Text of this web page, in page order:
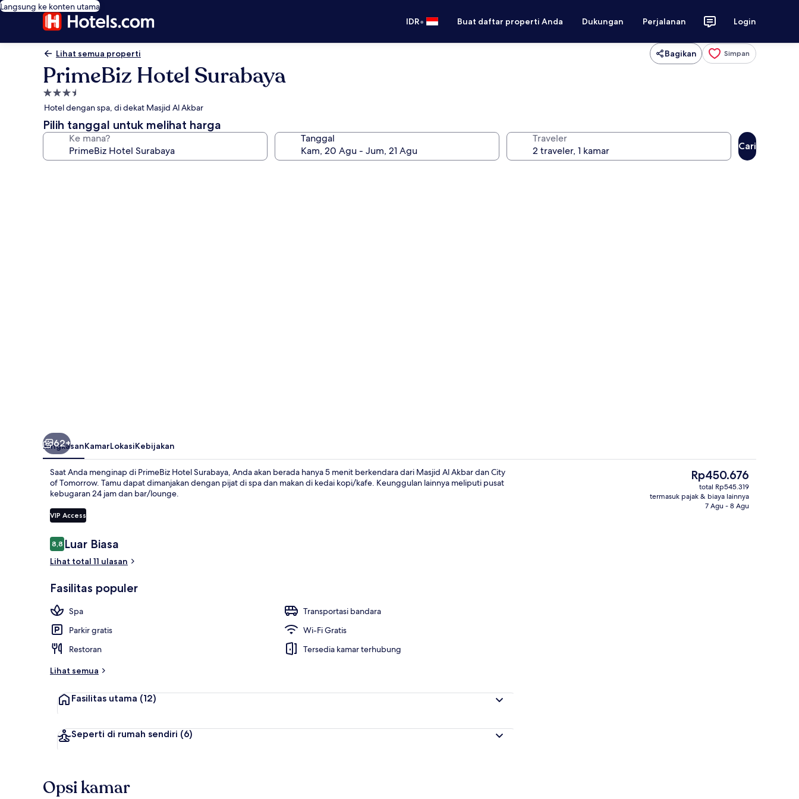
Langsung ke konten utama
IDR• Buat daftar properti Anda Dukungan Perjalanan Login
Lihat semua properti Bagikan Simpan
PrimeBiz Hotel Surabaya
Properti
bintang
3.5
Hotel dengan spa, di dekat Masjid Al Akbar
Pilih tanggal untuk melihat harga
Ke mana? Tanggal Traveler
Cari
Kamar Standar, 2 Tempat Tidur Twin
62+
RingkasanKamarLokasiKebijakan
Saat Anda menginap di PrimeBiz Hotel Surabaya, Anda akan berada hanya 5 menit berkendara dari Masjid Al Akbar dan City
of Tomorrow. Tamu dapat dimanjakan dengan pijat di spa dan makan di kedai kopi/kafe. Keunggulan lainnya meliputi pusat
kebugaran 24 jam dan bar/lounge.
VIP Access
Ulasan
8,88,8 dari 10
Luar Biasa
Lihat total 11 ulasan
Fasilitas populer
Spa
Transportasi bandara
Parkir gratis
Wi-Fi Gratis
Restoran
Tersedia kamar terhubung
Lihat semua
Fasilitas utama (12)
Seperti di rumah sendiri (6)
Harga
saat
ini
Rp450.676
Rp450.676
total Rp545.319
termasuk pajak & biaya lainnya
7 Agu - 8 Agu
Opsi kamar